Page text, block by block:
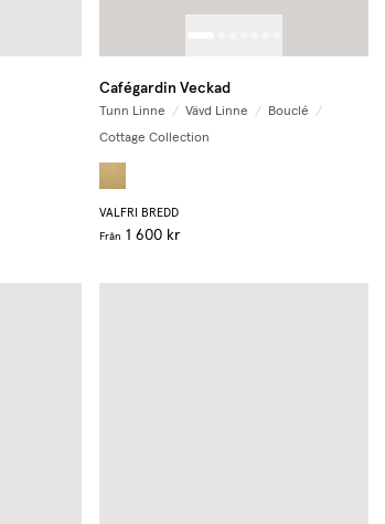
Cafégardin Veckad
Tunn Linne / Vävd Linne / Bouclé
/
Cottage Collection
VALFRI BREDD
Från 1 600 kr